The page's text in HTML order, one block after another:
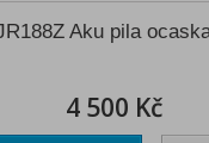
Aku pila
4 500 Kč